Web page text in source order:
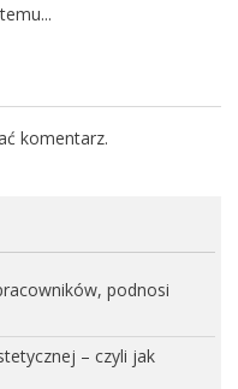
komentarz.
podnosi
– czyli jak